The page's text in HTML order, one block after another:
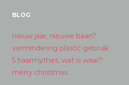
BLOG
nieuw jaar, nieuwe baan?
vermindering plastic gebruik
5 haarmythes, wat is waar?
merry christmas